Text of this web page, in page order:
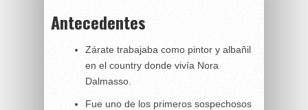
Antecedentes
Zárate trabajaba como pintor y albañil
en el country donde vivía Nora
Dalmasso.
Fue uno de los primeros sospechosos